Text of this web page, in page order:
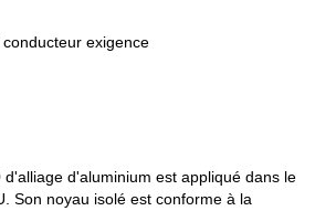
exigence
d'alliage d'aluminium est appliqué dans le
Son noyau isolé est conforme à la